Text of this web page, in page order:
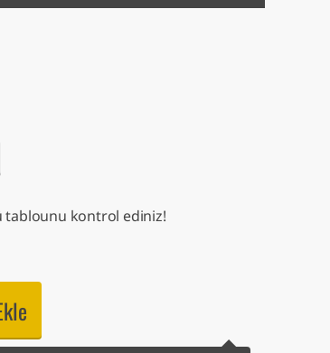
tablounu kontrol ediniz!